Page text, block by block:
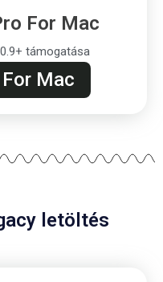
For Mac
támogatása
Mac
letöltés